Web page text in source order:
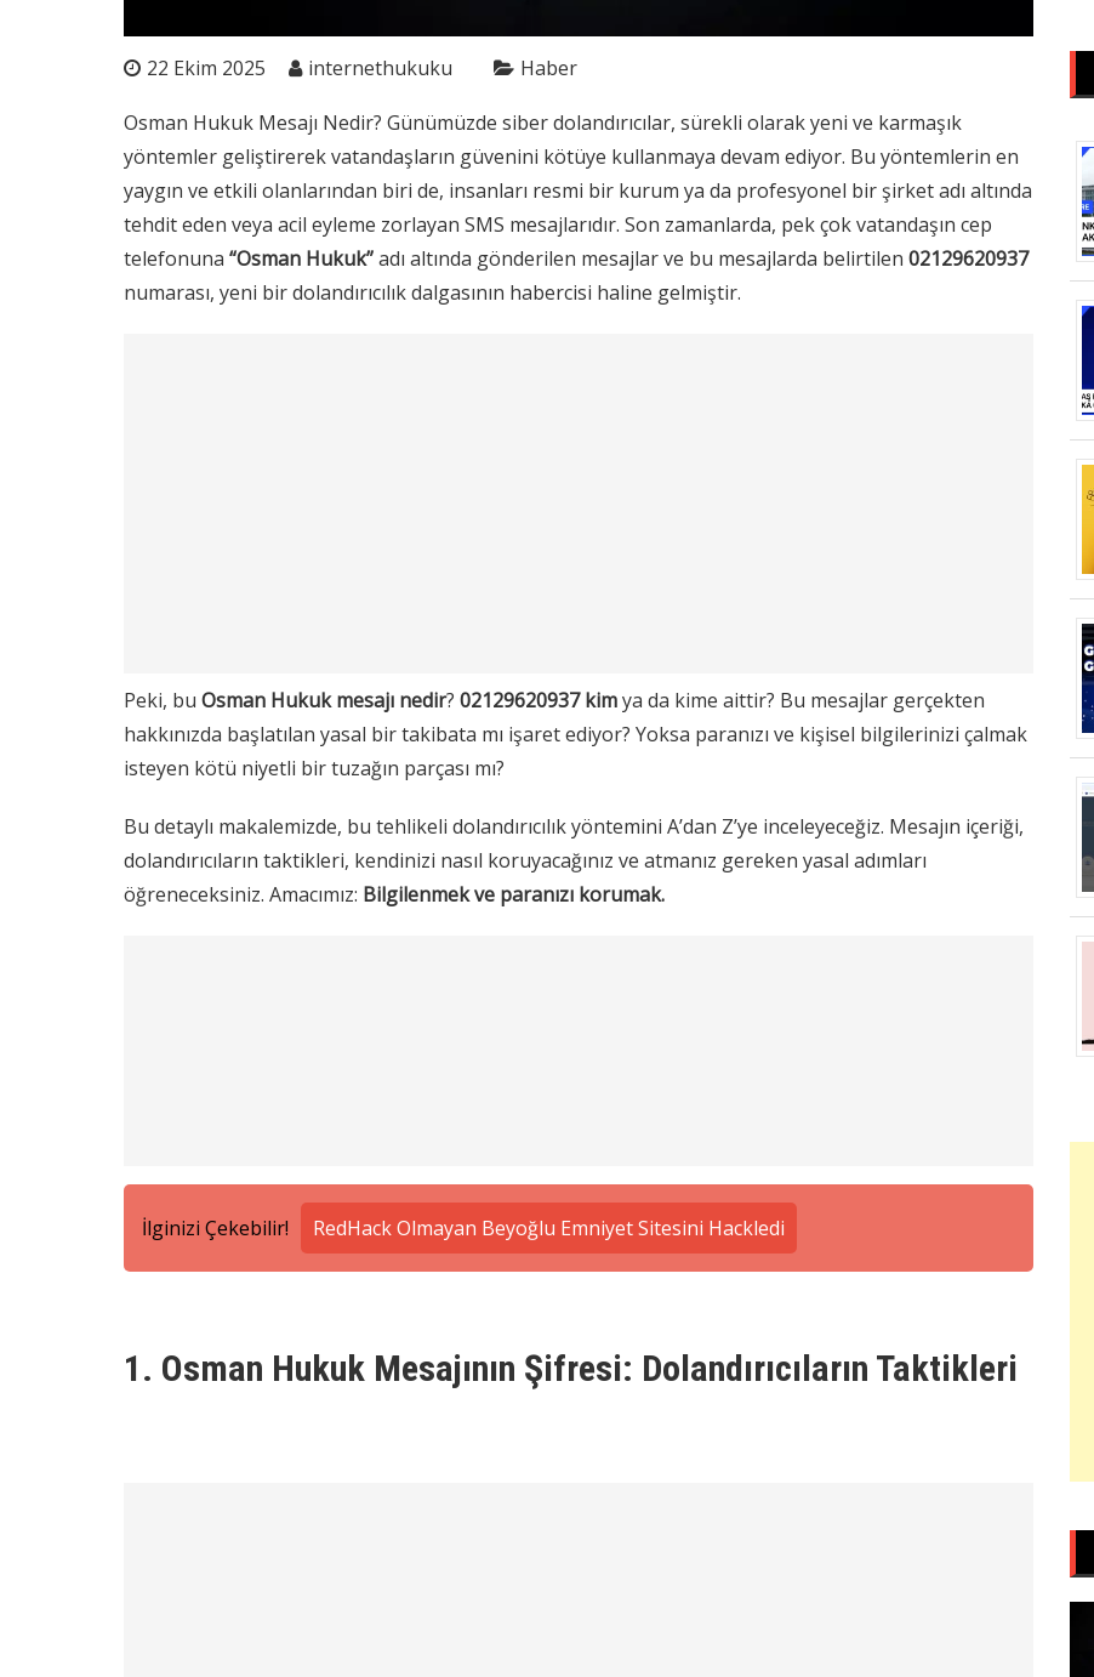
22 Ekim 2025 internethukuku Haber
Osman Hukuk Mesajı Nedir? Günümüzde siber dolandırıcılar, sürekli olarak yeni ve karmaşık
yöntemler geliştirerek vatandaşların güvenini kötüye kullanmaya devam ediyor. Bu yöntemlerin en
yaygın ve etkili olanlarından biri de, insanları resmi bir kurum ya da profesyonel bir şirket adı altında
tehdit eden veya acil eyleme zorlayan SMS mesajlarıdır. Son zamanlarda, pek çok vatandaşın cep
telefonuna “Osman Hukuk”adı altında gönderilen mesajlar ve bu mesajlarda belirtilen 02129620937
numarası, yeni bir dolandırıcılık dalgasının habercisi haline gelmiştir.
Peki, bu Osman Hukuk mesajı nedir? 02129620937 kimya da kime aittir? Bu mesajlar gerçekten
hakkınızda başlatılan yasal bir takibata mı işaret ediyor? Yoksa paranızı ve kişisel bilgilerinizi çalmak
isteyen kötü niyetli bir tuzağın parçası mı?
Bu detaylı makalemizde, bu tehlikeli dolandırıcılık yöntemini A’dan Z’ye inceleyeceğiz. Mesajın içeriği,
dolandırıcıların taktikleri, kendinizi nasıl koruyacağınız ve atmanız gereken yasal adımları
öğreneceksiniz. Amacımız: Bilgilenmek ve paranızı korumak.
İlginizi Çekebilir! RedHack Olmayan Beyoğlu Emniyet Sitesini Hackledi
1. Osman Hukuk Mesajının Şifresi: Dolandırıcıların Taktikleri